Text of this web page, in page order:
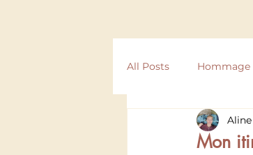
All Posts Hommage
Compostelle
Mon